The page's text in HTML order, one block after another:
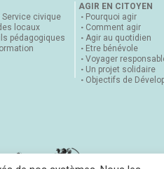
Service civique
locaux
pédagogiques
AGIR EN CITOYEN
Pourquoi agir
Comment agir
Agir au quotidien
Etre bénévole
Voyager
Un projet solidaire
Objectifs de